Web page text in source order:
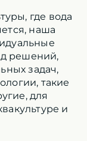
где вода
наша
решений,
задач,
такие
для
и